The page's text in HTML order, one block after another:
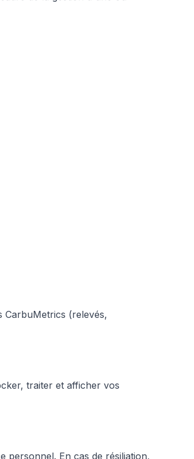
CarbuMetrics (relevés,
traiter et afficher vos
personnel. En cas de résiliation,